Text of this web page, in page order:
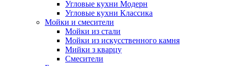
Угловые кухни Модерн
Угловые кухни Классика
Мойки и смесители
Мойки из стали
Мойки из искусственного камня
Мийки з кварцу
Смесители